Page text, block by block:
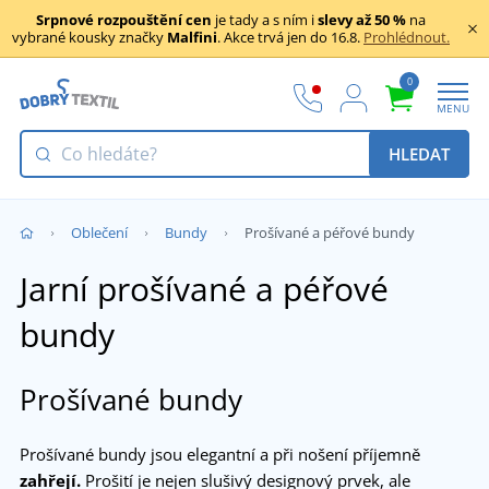
Srpnové rozpouštění cen je tady a s ním islevy až 50 % na
vybrané kousky značky Malfini. Akce trvá jen do 16.8. Prohlédnout.
0
MENU
HLEDAT
Oblečení Bundy Prošívané a péřové bundy
Jarní prošívané a péřové
bundy
Prošívané bundy
Prošívané bundy jsou elegantní a při nošení příjemně
zahřejí. Prošití je nejen slušivý designový prvek, ale